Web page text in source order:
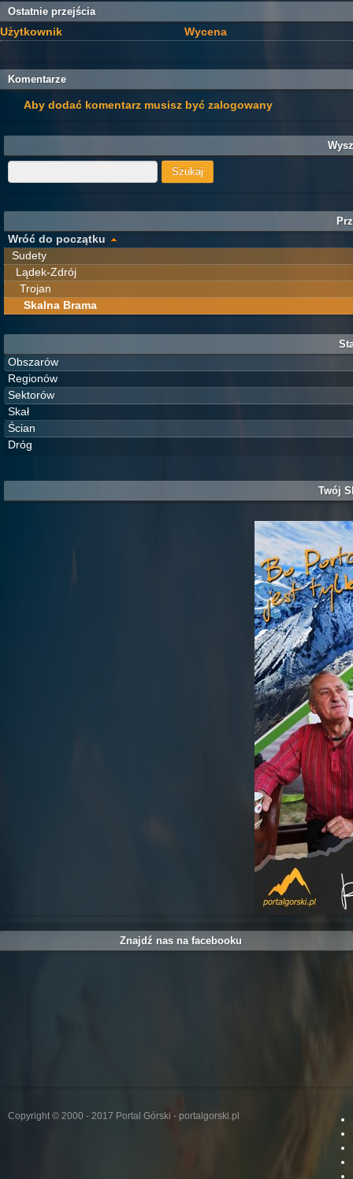
Ostatnie przejścia
Użytkownik Wycena
Komentarze
Aby dodać komentarz musisz być zalogowany
Wróć do początku
Sudety
Lądek-Zdrój
Trojan
Skalna Brama
Obszarów
Regionów
Sektorów
Skał
Ścian
Dróg
Twój
Znajdź nas na facebooku
Copyright © 2000 - 2017 Portal Górski - portalgorski.pl